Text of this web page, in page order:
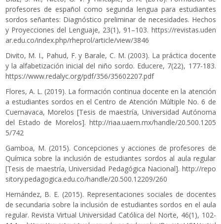
profesores de español como segunda lengua para estudiantes
sordos señantes: Diagnóstico preliminar de necesidades. Hechos
y Proyecciones del Lenguaje, 23(1), 91–103. https://revistas.uden
ar.edu.co/index.php/rheprol/article/view/3846
Divito, M. I., Pahud, F. y Barale, C. M. (2003). La práctica docente
y la alfabetización inicial del niño sordo. Educere, 7(22), 177-183.
https://www.redalyc.org/pdf/356/35602207.pdf
Flores, A. L. (2019). La formación continua docente en la atención
a estudiantes sordos en el Centro de Atención Múltiple No. 6 de
Cuernavaca, Morelos [Tesis de maestría, Universidad Autónoma
del Estado de Morelos]. http://riaa.uaem.mx/handle/20.500.1205
5/742
Gamboa, M. (2015). Concepciones y acciones de profesores de
Química sobre la inclusión de estudiantes sordos al aula regular
[Tesis de maestría, Universidad Pedagógica Nacional]. http://repo
sitory.pedagogica.edu.co/handle/20.500.12209/260
Hernández, B. E. (2015). Representaciones sociales de docentes
de secundaria sobre la inclusión de estudiantes sordos en el aula
regular. Revista Virtual Universidad Católica del Norte, 46(1), 102-